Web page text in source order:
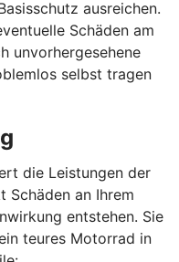
ausreichen.
Schäden am
unvorhergesehene
selbst tragen
die Leistungen der
an Ihrem
entstehen. Sie
teures Motorrad in